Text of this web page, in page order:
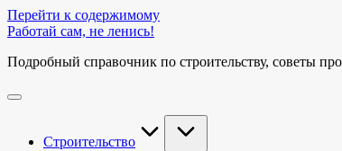
Перейти к содержимому
Работай сам, не ленись!
Подробный справочник по строительству, советы
Строительство